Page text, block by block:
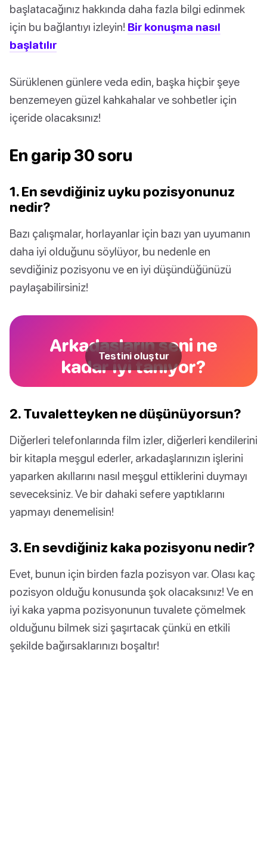
başlatacağınız hakkında daha fazla bilgi edinmek
için bu bağlantıyı izleyin! Bir konuşma nasıl
başlatılır
Sürüklenen günlere veda edin, başka hiçbir şeye
benzemeyen güzel kahkahalar ve sohbetler için
içeride olacaksınız!
En garip 30 soru
1. En sevdiğiniz uyku pozisyonunuz
nedir?
Bazı çalışmalar, horlayanlar için bazı yan uyumanın
daha iyi olduğunu söylüyor, bu nedenle en
sevdiğiniz pozisyonu ve en iyi düşündüğünüzü
paylaşabilirsiniz!
Arkadaşların seni ne
kadar iyi tanıyor?
Testini oluştur
2. Tuvaletteyken ne düşünüyorsun?
Diğerleri telefonlarında film izler, diğerleri kendilerini
bir kitapla meşgul ederler, arkadaşlarınızın işlerini
yaparken akıllarını nasıl meşgul ettiklerini duymayı
seveceksiniz. Ve bir dahaki sefere yaptıklarını
yapmayı denemelisin!
3. En sevdiğiniz kaka pozisyonu nedir?
Evet, bunun için birden fazla pozisyon var. Olası kaç
pozisyon olduğu konusunda şok olacaksınız! Ve en
iyi kaka yapma pozisyonunun tuvalete çömelmek
olduğunu bilmek sizi şaşırtacak çünkü en etkili
şekilde bağırsaklarınızı boşaltır!